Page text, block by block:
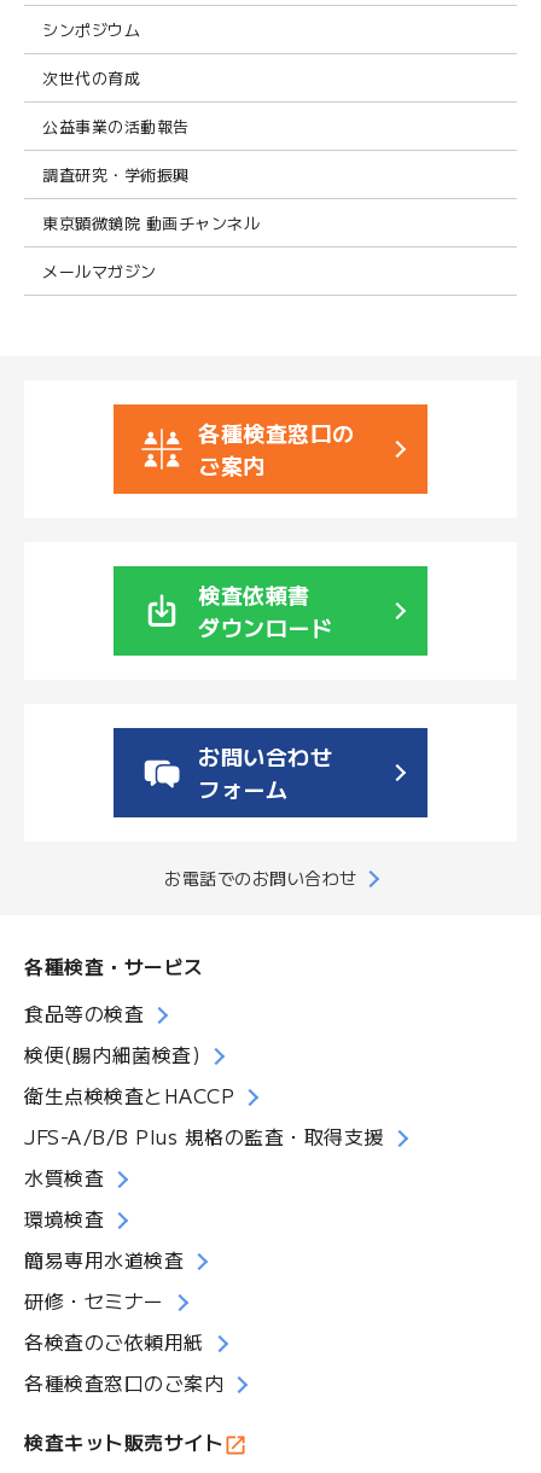
シンポジウム
次世代の育成
公益事業の活動報告
調査研究・学術振興
東京顕微鏡院 動画チャンネル
メールマガジン
各種検査窓口の
ご案内
検査依頼書
ダウンロード
お問い合わせ
フォーム
お電話でのお問い合わせ
各種検査・サービス
食品等の検査
検便(腸内細菌検査)
衛生点検検査とHACCP
JFS-A/B/B Plus 規格の監査・取得支援
水質検査
環境検査
簡易専用水道検査
研修・セミナー
各検査のご依頼用紙
各種検査窓口のご案内
検査キット販売サイト